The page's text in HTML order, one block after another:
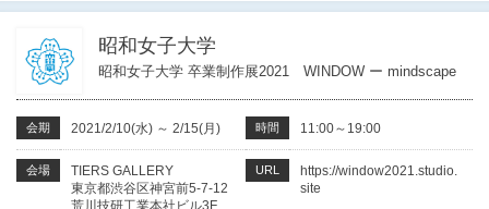
昭和女子大学
昭和女子大学 卒業制作展2021 WINDOW ー mindscape
会期 2021/2/10(水) ～ 2/15(月) 時間 11:00～19:00
会場
TIERS GALLERY
東京都渋谷区神宮前5-7-12
荒川技研工業本社ビル3F
URL
https://window2021.studio.
site